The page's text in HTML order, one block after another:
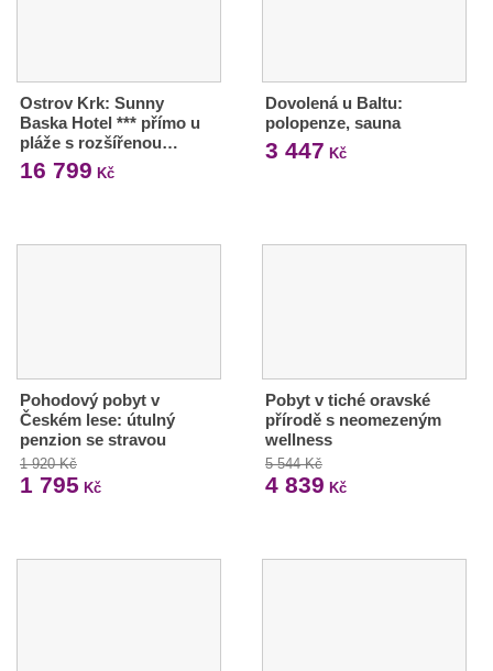
Ostrov Krk: Sunny
Baska Hotel *** přímo u
pláže s rozšířenou…
16 799 Kč
Dovolená u Baltu:
polopenze, sauna
3 447 Kč
Pohodový pobyt v
Českém lese: útulný
penzion se stravou
1 920 Kč
1 795 Kč
Pobyt v tiché oravské
přírodě s neomezeným
wellness
5 544 Kč
4 839 Kč